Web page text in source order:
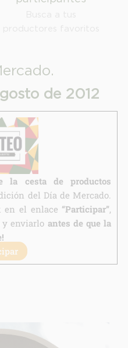
de 2012
la cesta de productos
del Día de Mercado.
en el enlace “Participar”,
enviarlo antes de que la
DE TUS DATOS
link